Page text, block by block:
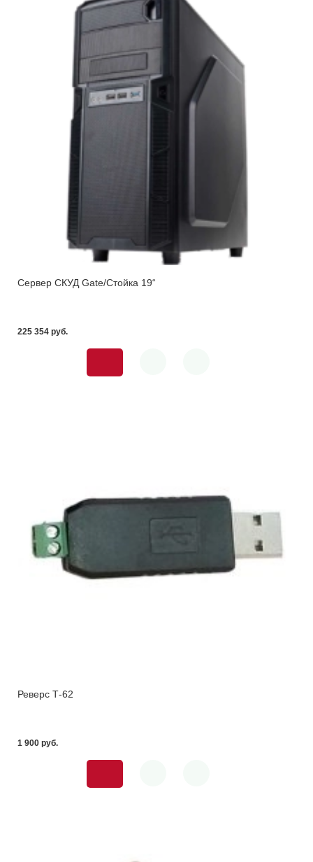
Сервер СКУД Gate/Стойка 19“
225 354 pуб.
Реверс Т-62
1 900 pуб.